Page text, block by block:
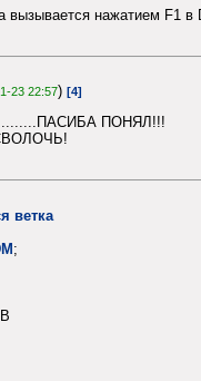
вызывается нажатием F1 в
23 22:57) [4]
ПОНЯЛ!!!
ветка
;